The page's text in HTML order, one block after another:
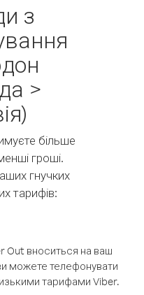
з
>
більше
гроші.
гнучких
тарифів:
Out вноситься на ваш
можете телефонувати
тарифами Viber.